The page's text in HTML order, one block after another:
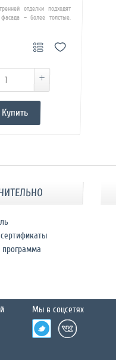
отделки подходят
– более толстые.
Купить
программа
Мы в соцсетях